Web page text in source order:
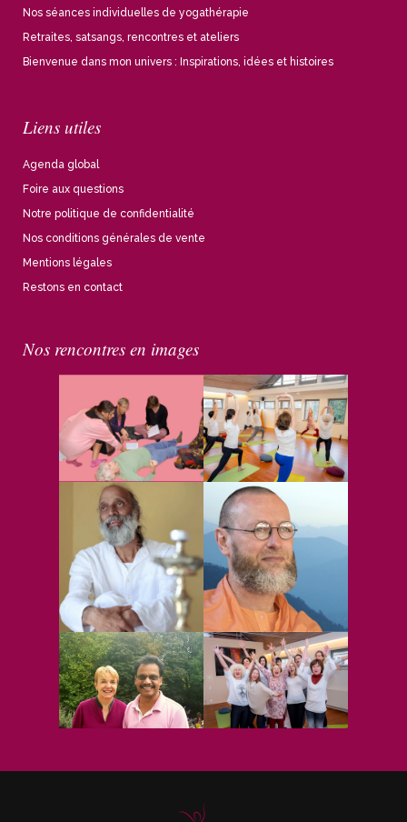
Nos séances individuelles de yogathérapie
Retraites, satsangs, rencontres et ateliers
Bienvenue dans mon univers : Inspirations, idées et histoires
Liens utiles
Agenda global
Foire aux questions
Notre politique de confidentialité
Nos conditions générales de vente
Mentions légales
Restons en contact
Nos rencontres en images